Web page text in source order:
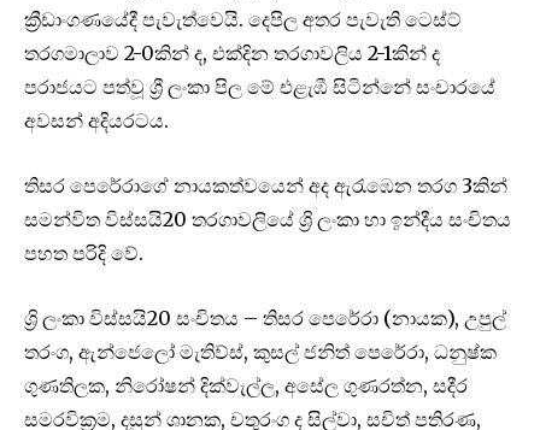
ක්‍රීඩාංගණයේදී පැවැත්වෙයි. දෙපිල අතර පැවැති ටෙස්ට්
තරගමාලාව 2-0කින් ද, එක්දින තරගාවලිය 2-1කින් ද
පරාජයට පත්වූ ශ්‍රී ලංකා පිල මේ එළැඹී සිටින්නේ සංචාරයේ
අවසන් අදියරටය.
තිසර පෙරේරාගේ නායකත්වයෙන් අද ඇරැඹෙන තරග 3කින්
සමන්විත විස්සයි20 තරගාවලියේ ශ්‍රි ලංකා හා ඉන්දීය සංචිතය
පහත පරිදි වේ.
ශ්‍රි ලංකා විස්සයි20 සංචිතය – තිසර පෙරේරා (නායක), උපුල්
තරංග, ඇන්ජෙලෝ මැතිව්ස්, කුසල් ජනිත් පෙරේරා, ධනුෂ්ක
ගුණතිලක, නිරෝෂන් දික්වැල්ල, අසේල ගුණරත්න, සදීර
සමරවික්‍රම, දසුන් ශානක, චතුරංග ද සිල්වා, සචිත් පතිරණ,